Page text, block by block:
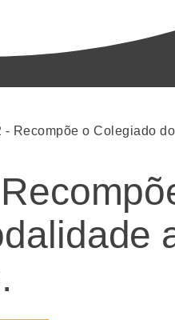
- Recompõe o Colegiado